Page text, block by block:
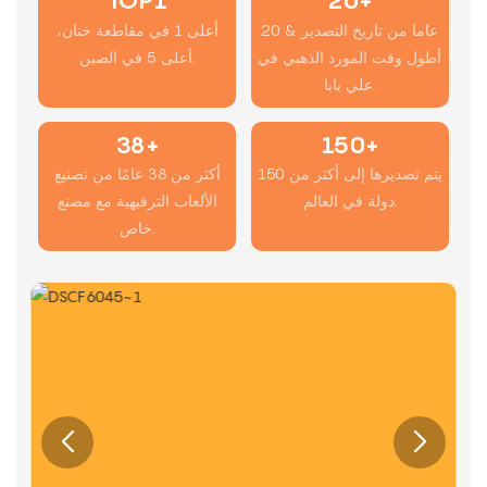
أعلى 1 في مقاطعة خنان،
20 عاما من تاريخ التصدير &
أطول وقت المورد الذهبي في
38+
أكثر من 38 عامًا من تصنيع
الألعاب الترفيهية مع مصنع
150+
يتم تصديرها إلى أكثر من 150
دولة في العالم.